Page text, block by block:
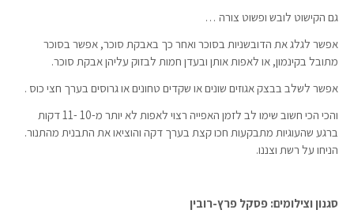
גם הקישוט לובש ופשוט צורה …
אפשר לגלג את הדובשניות בסוכר ואחר כך באבקת סוכר, אפשר בסוכר
מתובל בקינמון, או לאפות אותן ובעדן חמות לבזוק עליהן אבקת סוכר.
אפשר לשלב בבצק אגוזים שונים או שקדים טחונים או גרוסים בערך חצי כוס .
והכי הכי חשוב שימו לב לזמן האפייה רצוי לאפות לא יותר מ-10 -11 דקות
ברגע שהעוגיות מתבקעות חכו קצת בערך דקה והוציאו את התבנית מהתנור.
הניחו על רשת וצננו.
סגנון וצילומים: פסקל פרץ-רובין